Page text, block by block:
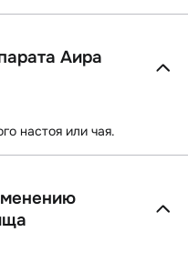
Аира
настоя или чая.